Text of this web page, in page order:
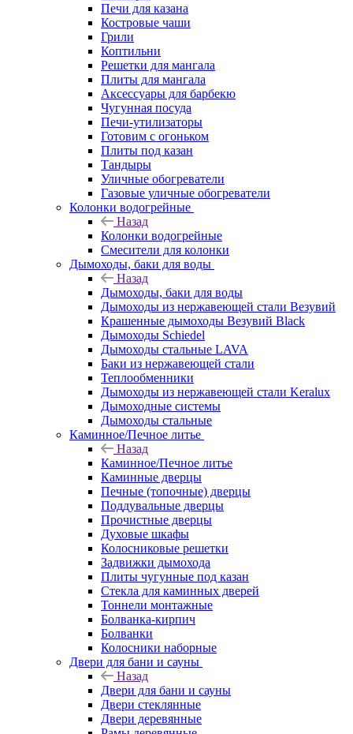
Печи для казана
Костровые чаши
Грили
Коптильни
Решетки для мангала
Плиты для мангала
Аксессуары для барбекю
Чугунная посуда
Печи-утилизаторы
Готовим с огоньком
Плиты под казан
Тандыры
Уличные обогреватели
Газовые уличные обогреватели
Колонки водогрейные
Назад
Колонки водогрейные
Смесители для колонки
Дымоходы, баки для воды
Назад
Дымоходы, баки для воды
Дымоходы из нержавеющей стали Везувий
Крашенные дымоходы Везувий Black
Дымоходы Schiedel
Дымоходы стальные LAVA
Баки из нержавеющей стали
Теплообменники
Дымоходы из нержавеющей стали Keralux
Дымоходные системы
Дымоходы стальные
Каминное/Печное литье
Назад
Каминное/Печное литье
Каминные дверцы
Печные (топочные) дверцы
Поддувальные дверцы
Прочистные дверцы
Духовые шкафы
Колосниковые решетки
Задвижки дымохода
Плиты чугунные под казан
Стекла для каминных дверей
Тоннели монтажные
Болванка-кирпич
Болванки
Колосники наборные
Двери для бани и сауны
Назад
Двери для бани и сауны
Двери стеклянные
Двери деревянные